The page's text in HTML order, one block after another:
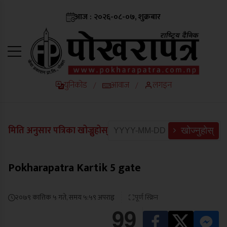
आज : २०२६-०८-०७, शुक्रबार
युनिकोड / आवाज / लगइन
मिति अनुसार पत्रिका खोज्नुहोस् खोज्नुहोस्
Pokharapatra Kartik 5 gate
२०७९ कात्तिक ५ गते, समय ५:५९ अपराह्न पूर्ण स्क्रिन
99